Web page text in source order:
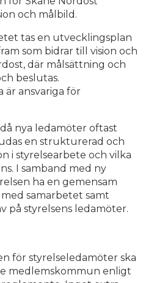
och målbild.
tas en utvecklingsplan
som bidrar till vision och
där målsättning och
beslutas.
ansvariga för
nya ledamöter oftast
en strukturerad och
i styrelsearbete och vilka
I samband med ny
ha en gemensam
samarbetet samt
på styrelsens ledamöter.
för styrelseledamöter ska
medlemskommun enligt